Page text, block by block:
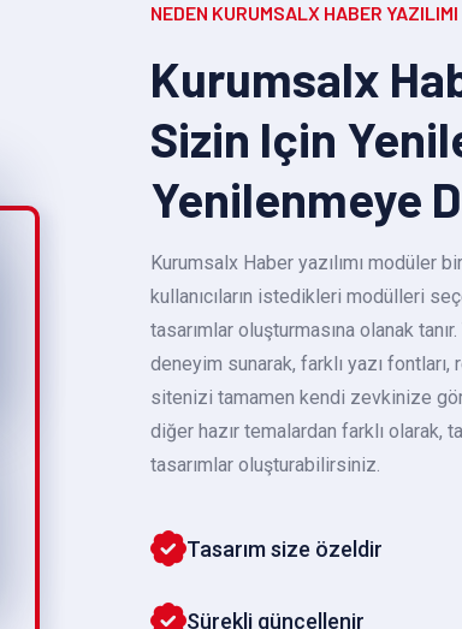
NEDEN KURUMSALX HABER YAZILIMI
Kurumsalx
Sizin Için
Yenilenmeye
Kurumsalx Haber yazılımı modüler
kullanıcıların istedikleri modülleri
tasarımlar oluşturmasına olanak
deneyim sunarak, farklı yazı
sitenizi tamamen kendi zevkinize
diğer hazır temalardan farklı olarak,
tasarımlar oluşturabilirsiniz.
Tasarım size özeldir
Sürekli güncellenir